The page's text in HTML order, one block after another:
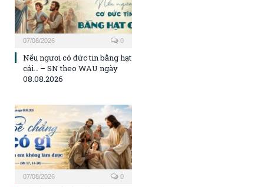
07/08/2026 0
Nếu ngươi có đức tin bằng hạt
cải… – SN theo WAU ngày
08.08.2026
07/08/2026 0